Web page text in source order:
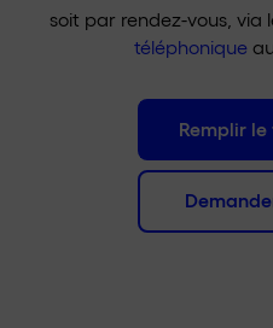
soit par rendez-vous, via
téléphonique
Remplir